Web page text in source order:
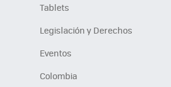
Tablets
Legislación y Derechos
Eventos
Colombia